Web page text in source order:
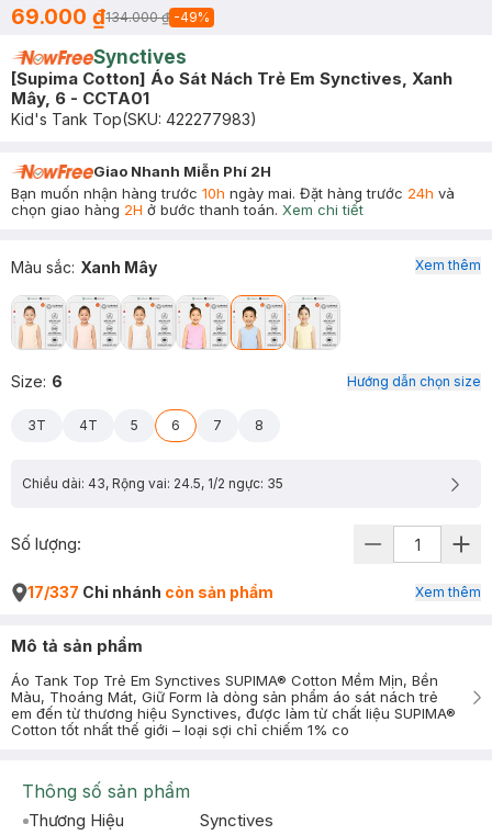
69.000 ₫134.000 ₫ -49%
Synctives
[Supima Cotton] Áo Sát Nách Trẻ Em Synctives, Xanh
Mây, 6 - CCTA01
Kid's Tank Top(SKU: 422277983)
Giao Nhanh Miễn Phí 2H
Bạn muốn nhận hàng trước 10h ngày mai. Đặt hàng trước 24h và
chọn giao hàng 2H ở bước thanh toán. Xem chi tiết
Màu sắc: Xanh Mây
Size: 6 Hướng dẫn chọn size
3T 4T 5 6 7 8
Chiều dài: 43, Rộng vai: 24.5, 1/2 ngực: 35
Xem thêm
Số lượng:
17/337 Chi nhánh còn sản phẩm Xem thêm
Mô tả sản phẩm
Áo Tank Top Trẻ Em Synctives SUPIMA® Cotton Mềm Mịn, Bền
Màu, Thoáng Mát, Giữ Form là dòng sản phẩm áo sát nách trẻ
em đến từ thương hiệu Synctives, được làm từ chất liệu SUPIMA®
Cotton tốt nhất thế giới – loại sợi chỉ chiếm 1% co
Thông số sản phẩm
Thương Hiệu
Synctives